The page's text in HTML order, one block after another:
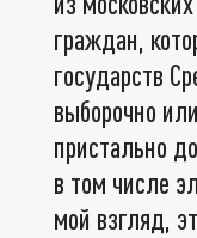
граждан,
государств
выборочно
пристально
в том числе
мой взгляд,